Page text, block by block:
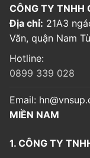
CÔNG TY TNHH
Địa chỉ: 21A3
Văn, quận Nam
Hotline:
0899 339 028
Email:
MIỀN NAM
1. CÔNG TY